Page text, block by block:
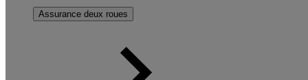
Assurance deux roues